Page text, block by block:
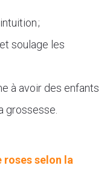
;
soulage les
à avoir des enfants
grossesse.
selon la